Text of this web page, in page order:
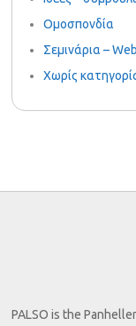
Ομοσπονδία
Σεμινάρια –
Χωρίς
PALSO is the